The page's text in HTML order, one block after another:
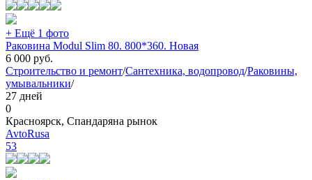
+ Ещё 1 фото
Раковина Modul Slim 80. 800*360. Новая
6 000 руб.
Строительство и ремонт/Сантехника, водопровод/Раковины,
умывальники/
27 дней
0
Красноярск, Спандаряна рынок
AvtoRusa
53